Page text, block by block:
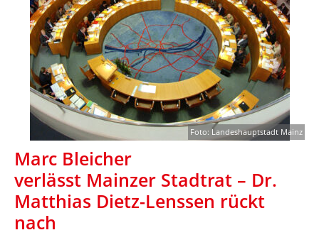
Foto: Landeshauptstadt Mainz
Marc Bleicher
verlässt Mainzer Stadtrat – Dr.
Matthias Dietz-Lenssen rückt
nach